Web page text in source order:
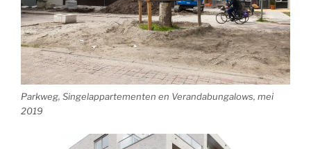
Parkweg, Singelappartementen en Verandabungalows, mei
2019